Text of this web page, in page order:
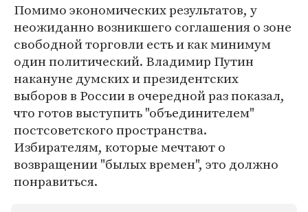
Помимо экономических результатов, у
неожиданно возникшего соглашения о зоне
свободной торговли есть и как минимум
один политический. Владимир Путин
накануне думских и президентских
выборов в России в очередной раз показал,
что готов выступить "объединителем"
постсоветского пространства.
Избирателям, которые мечтают о
возвращении "былых времен", это должно
понравиться.